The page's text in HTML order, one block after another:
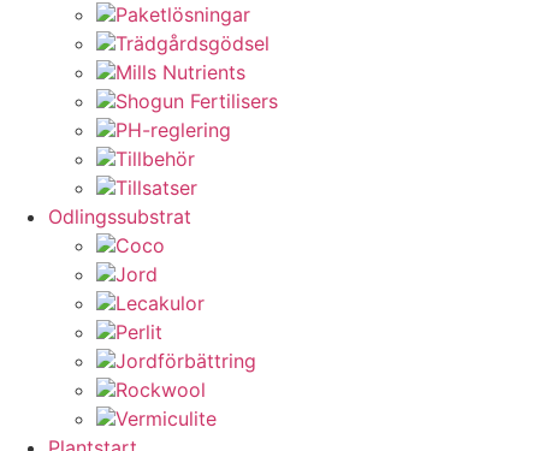
Paketlösningar
Trädgårdsgödsel
Mills Nutrients
Shogun Fertilisers
PH-reglering
Tillbehör
Tillsatser
Odlingssubstrat
Coco
Jord
Lecakulor
Perlit
Jordförbättring
Rockwool
Vermiculite